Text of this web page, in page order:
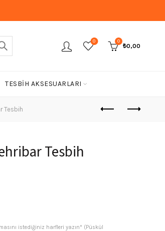
0 0
₺0,00
TESBİH AKSESUARLARI
Tesbih
Tesbih
istediğiniz harfleri yazın* (Püskül